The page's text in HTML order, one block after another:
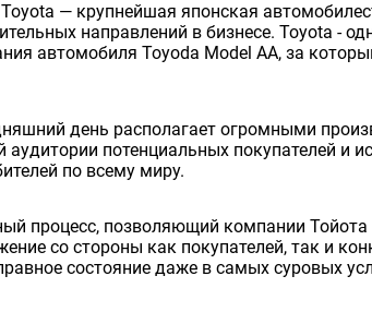
— крупнейшая японская
направлений в бизнесе. Toyota -
автомобиля Toyoda Model AA, за
день располагает огромными
аудитории потенциальных покупателей
по всему миру.
процесс, позволяющий компании
со стороны как покупателей, так и
состояние даже в самых суровых